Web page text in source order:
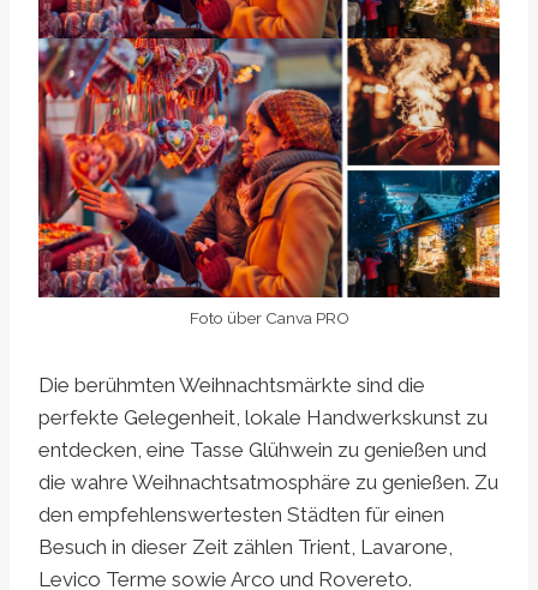
Foto über Canva PRO
Die berühmten Weihnachtsmärkte sind die
perfekte Gelegenheit, lokale Handwerkskunst zu
entdecken, eine Tasse Glühwein zu genießen und
die wahre Weihnachtsatmosphäre zu genießen. Zu
den empfehlenswertesten Städten für einen
Besuch in dieser Zeit zählen Trient, Lavarone,
Levico Terme sowie Arco und Rovereto.